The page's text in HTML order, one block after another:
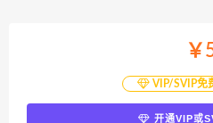
￥
VIP/SVIP免
开通VIP或